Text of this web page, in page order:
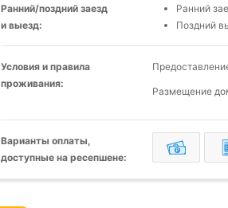
Ранний/поздний заезд
и выезд:
Ранний
Поздний
Условия и правила
проживания:
Размещение
Варианты оплаты,
доступные на ресепшене: